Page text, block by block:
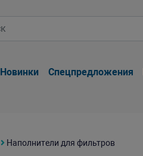
Новинки Спецпредложения
Наполнители для фильтров